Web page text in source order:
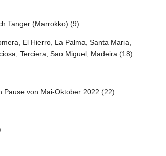
Tanger (Marrokko) (9)
El Hierro, La Palma, Santa Maria,
Terciera, Sao Miguel, Madeira(18)
Pause von Mai-Oktober 2022 (22)